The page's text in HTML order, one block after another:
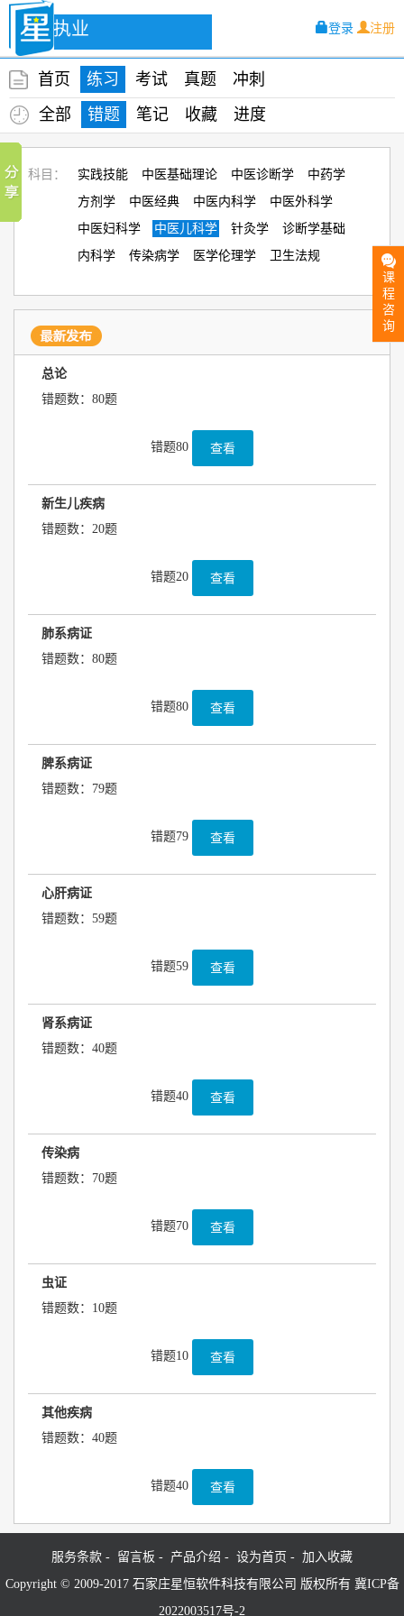
中医执业 登录 注册
首页 练习 考试 真题
冲刺
全部
错题 笔记 收藏 进度
科目： 实践技能 中医基础理论 中医诊断学
中药学
方剂学
中医经典 中医内科学
中医外科学
中医妇科学
中医儿科学 针灸学
诊断学基础
内科学
传染病学 医学伦理学 卫生法规
总论
错题数：80题
错题80 查看
新生儿疾病
错题数：20题
错题20 查看
肺系病证
错题数：80题
错题80 查看
脾系病证
错题数：79题
错题79 查看
心肝病证
错题数：59题
错题59 查看
肾系病证
错题数：40题
错题40 查看
传染病
错题数：70题
错题70 查看
虫证
错题数：10题
错题10 查看
其他疾病
错题数：40题
错题40 查看
服务条款 - 留言板 - 产品介绍 - 设为首页 - 加入收藏
Copyright © 2009-2017 石家庄星恒软件科技有限公司 版权所有 冀ICP备
2022003517号-2
课
程
咨
询